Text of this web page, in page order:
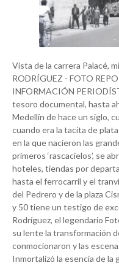
Vista de la carrera Palacé, mirando hacia el norte. FOTO: CARLOS RODRÍGUEZ - FOTO REPORTER / ARCHIVO DEL CENTRO DE INFORMACIÓN PERIODÍSTICA DE EL COLOMBIANO Un tesoro documental, hasta ahora inédito, nos lleva a caminar por la Medellín de hace un siglo, cuando la ciudad vivía sus años mozos, cuando era la tacita de plata. Fue una efímera época de esplendor en la que nacieron las grandes empresas, se construyeron los primeros ‘rascacielos’, se abrieron teatros, cafés, heladerías, hoteles, tiendas por departamentos con escaleras eléctricas, y hasta el ferrocarril y el tranvía asomaban repletos por la esquina del Pedrero y de la plaza Cisneros. Esa Medellín de los años 30, 40 y 50 tiene un testigo de excepción, el reportero Carlos Rodríguez, el legendario Foto Reporter, pionero en capturar con su lente la transformación de la ciudad, los hechos que la conmocionaron y las escenas de la vida cotidiana en las calles. Inmortalizó la esencia de la gente y su tiempo. Más de 10.000 imágenes de Foto Reporter reposan, como joyas, en 14 libros de contabilidad. Él mismo pegó las miniaturas, las marcó con lapicero azul y les puso números no consecutivos para ubicar el negativo correspondiente. Parecen los álbumes que están guardados en la casa de la abuela y que cada tanto las familias se reúnen para abrirlos, para recordar y vivir. Este archivo hace parte hoy del Centro de Información Periodística de EL COLOMBIANO que custodia las memorias de esa Medellín adolescente, que también tuvo veinte años y un corazón vagabundo. Se sabe por el libro que escribió Ricardo Aricapa sobre la vida de Carlos Rodríguez que sus primeros pasos en la industria periodística se dieron en los periódicos El Bateo y El Correo de Colombia, a los que llegó ofreciendo sus conocimientos de tipografía. Sin embargo, fue en El Heraldo de Antioquia, al que entró con 20 años, en donde empezó a formarse como reportero gráfico. Transcurría la década de 1930 y la fotografía era ya un elemento indispensable para los periódicos, que entonces ya no solo se ocupaban de la política, sino de la vida social, cultural y deportiva de la ciudad. La primera foto que publicó Rodríguez fue en 1934, durante una visita del presidente Alfonso López Pumarejo a Medellín. En El Heraldo estuvo como fotógrafo de planta hasta 1941, cuando pasó a trabajar en la Oficina de Detectivismo, una dependencia oficial que hoy sería una especie de unidad de criminología de la policía judicial. Allí reseñaba a los detenidos, iba a las cárceles y al anfiteatro. Su compañero en ese trajín era Libardo Parra Toro, más conocido como Tartarín Moreira, quien se encargaba de delinear con tiza la ubicación de los cadáveres en las escenas del crimen. Rodríguez trabajó en la Oficina de Detectivismo hasta 1949, cuando lo echaron después de una purga de liberales. Eran los peores años de la Violencia política. Entonces, Carlos se metió de lleno en uno de sus sueños, la agencia Foto Reporter, que había fundado años atrás en una oficina ubicada entre la Avenida Primero de Mayo y Maracaibo, muy cerca del estudio de Melitón Rodríguez. El ocaso de Foto Reporter empezó en los 70, cuando los grandes periódicos empezaron a acaparar el monopolio del mercado. Su archivo, calculado en más de 320.000 registros, sobrevivió principalmente porque EL COLOMBIANO le compró 10.000 fotos con sus negativos. También hubo un intento para que el Concejo de Medellín le comprara fotos en 1975, pero el tesoro municipal le envió una carta diciéndole que no había plata. Rodríguez, desengañado, tiró un gran paquete de fotos al río Medellín. Otro tanto las compró la Gobernación en 1987 y hoy reposan en el Archivo Histórico Departamental. Rodríguez estuvo hasta el final de sus días con sus trajes elegantes y con una cámara Kodak a la mano. Murió en septiembre de 2009 a los 96 años en el barrio Robledo. Ciudad del relumbrón y neones Pasar las páginas de los álbumes de Foto Reporter es un viaje al pasado, un recorrido por la Avenida Primero de Mayo en los coches del tranvía eléctrico, una visita al desaparecido Café Londres en Palacé, una caminata por el Parque de